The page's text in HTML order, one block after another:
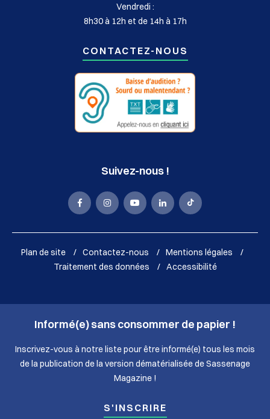
Vendredi :
8h30 à 12h et de 14h à 17h
CONTACTEZ-NOUS
Suivez-nous !
La
Sassenage
Facebook
(nouvelle
fenêtre)
La
Sassenage
Instagram
(nouvelle
fenêtre)
La
Sassenage
Youtube
(nouvelle
fenêtre)
La
Sassenage
LinkedIn
(nouvelle
fenêtre)
La
Sassenage
Tik
Tok
(nouvelle
fenêtre)
Plan de site Contactez-nous
Mentions légales
Traitement des données
Accessibilité
Informé(e) sans consommer de papier !
Inscrivez-vous à notre liste pour être informé(e) tous les mois
de la publication de la version dématérialisée de Sassenage
Magazine !
S'INSCRIRE